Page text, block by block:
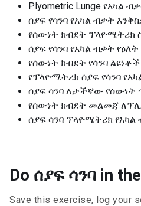
Plyometric Lunge የአካል
ሰያፍ የሳንባ የአካል ብቃት
የሰውነት ክብደት ፕላዮሜትሪክ
ሰያፍ የሳንባ የአካል ብቃት
የሰውነት ክብደት የሳንባ ልዩነቶች
የፕላዮሜትሪክ ሰያፍ የሳንባ
ሰያፍ ሳንባ ለታችኛው የሰውነት
የሰውነት ክብደት መልመጃ
ሰያፍ ሳንባ ፕላዮሜትሪክ
Do ሰያፍ ሳንባ in
Save this exercise, log your